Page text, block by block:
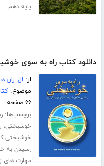
پایه دهم
دانلود کتاب راه به سوی
از: ال. ران
موضوع:
۶۶ صفحه
برچسب‌ها:
خوشبختی،
خوشبختی
رسیدن به
مهارت های